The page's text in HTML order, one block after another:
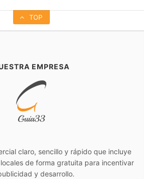
TOP
EMPRESA
claro, sencillo y rápido que incluye
de forma gratuita para incentivar
y desarrollo.